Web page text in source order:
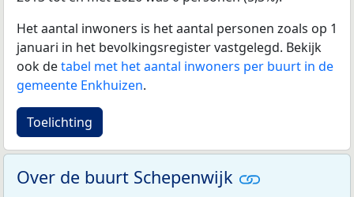
Het aantal inwoners is het aantal personen zoals op 1
januari in het bevolkingsregister vastgelegd. Bekijk
ook detabel met het aantal inwoners per buurt in de
gemeente Enkhuizen.
Toelichting
Over de buurt Schepenwijk